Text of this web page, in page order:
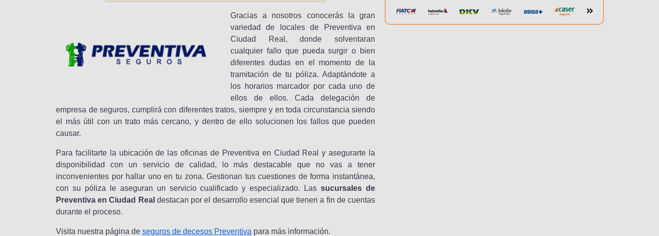
Gracias a nosotros conocerás la gran
variedad de locales de Preventiva en
Ciudad Real, donde solventaran
cualquier fallo que pueda surgir o bien
diferentes dudas en el momento de la
tramitación de tu póliza. Adaptándote a
los horarios marcador por cada uno de
ellos de ellos. Cada delegación de
empresa de seguros, cumplirá con diferentes tratos, siempre y en toda circunstancia siendo
el más útil con un trato más cercano, y dentro de ello solucionen los fallos que pueden
causar.
Para facilitarte la ubicación de las oficinas de Preventiva en Ciudad Real y asegurarte la
disponibilidad con un servicio de calidad, lo más destacable que no vas a tener
inconvenientes por hallar uno en tu zona. Gestionan tus cuestiones de forma instantánea,
con su póliza le aseguran un servicio cualificado y especializado. Lassucursales de
Preventiva en Ciudad Real destacan por el desarrollo esencial que tienen a fin de cuentas
durante el proceso.
Visita nuestra página de seguros de decesos Preventiva para más información.